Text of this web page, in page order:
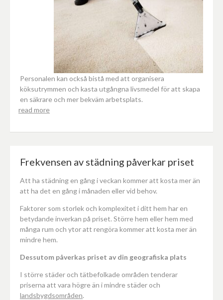
Personalen kan också bistå med att organisera
köksutrymmen och kasta utgångna livsmedel för att skapa
en säkrare och mer bekväm arbetsplats.
read more
Frekvensen av städning påverkar priset
Att ha städning en gång i veckan kommer att kosta mer än
att ha det en gång i månaden eller vid behov.
Faktorer som storlek och komplexitet i ditt hem har en
betydande inverkan på priset. Större hem eller hem med
många rum och ytor att rengöra kommer att kosta mer än
mindre hem.
Dessutom påverkas priset av din geografiska plats
I större städer och tätbefolkade områden tenderar
priserna att vara högre än i mindre städer och
landsbygdsområden.